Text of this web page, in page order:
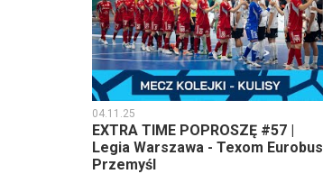
04.11.25
EXTRA TIME POPROSZĘ #57 |
Legia Warszawa - Texom Eurobus
Przemyśl